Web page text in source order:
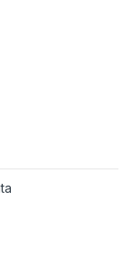
Sortirano po